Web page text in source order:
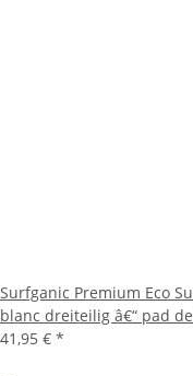
Surfganic Premium Eco
blanc dreiteilig â€“ pad
41,95 € *